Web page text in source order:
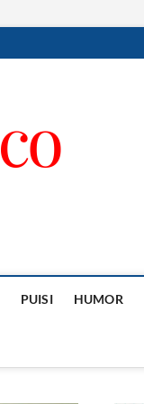
PUISI HUMOR